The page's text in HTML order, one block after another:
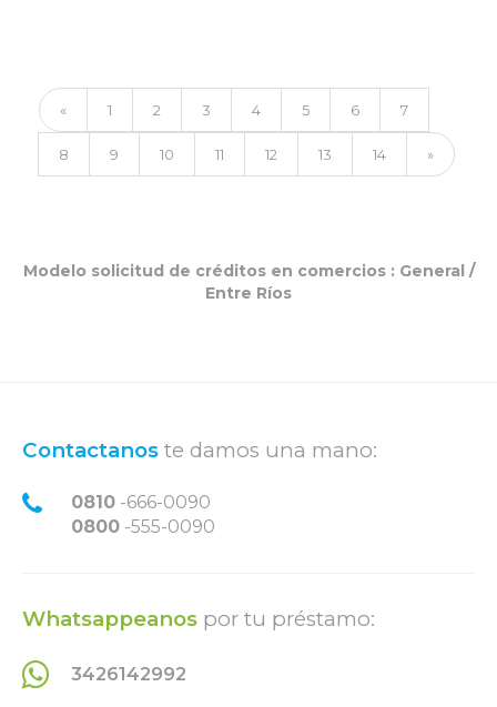
« 1 2 3 4 5 6 7
8 9 10 11 12 13 14 »
Modelo solicitud de créditos en comercios : General /
Entre Ríos
Contactanos te damos una mano:
0810 -666-0090
0800 -555-0090
Whatsappeanos por tu préstamo:
3426142992